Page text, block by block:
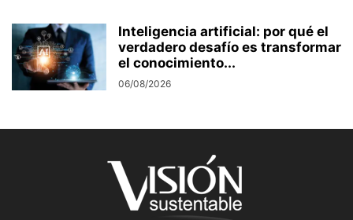
Inteligencia artificial: por qué el
verdadero desafío es transformar
el conocimiento...
06/08/2026